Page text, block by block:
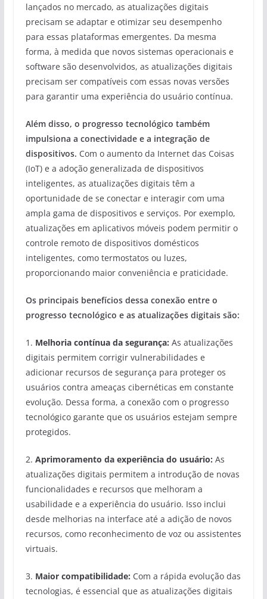
lançados no mercado, as atualizações digitais
precisam se adaptar e otimizar seu desempenho
para essas plataformas emergentes. Da mesma
forma, à medida que novos sistemas operacionais e
software são desenvolvidos, as atualizações digitais
precisam ser compatíveis com essas novas versões
para garantir uma experiência do usuário contínua.
Além disso, o progresso tecnológico também
impulsiona a conectividade e a integração de
dispositivos. Com o aumento da Internet das Coisas
(IoT) e a adoção generalizada de dispositivos
inteligentes, as atualizações digitais têm a
oportunidade de se conectar e interagir com uma
ampla gama de dispositivos e serviços. Por exemplo,
atualizações em aplicativos móveis podem permitir o
controle remoto de dispositivos domésticos
inteligentes, como termostatos ou luzes,
proporcionando maior conveniência e praticidade.
Os principais benefícios dessa conexão entre o
progresso tecnológico e as atualizações digitais são:
1. Melhoria contínua da segurança: As atualizações
digitais permitem corrigir vulnerabilidades e
adicionar recursos de segurança para proteger os
usuários contra ameaças cibernéticas em constante
evolução. Dessa forma, a conexão com o progresso
tecnológico garante que os usuários estejam sempre
protegidos.
2. Aprimoramento da experiência do usuário: As
atualizações digitais permitem a introdução de novas
funcionalidades e recursos que melhoram a
usabilidade e a experiência do usuário. Isso inclui
desde melhorias na interface até a adição de novos
recursos, como reconhecimento de voz ou assistentes
virtuais.
3. Maior compatibilidade: Com a rápida evolução das
tecnologias, é essencial que as atualizações digitais